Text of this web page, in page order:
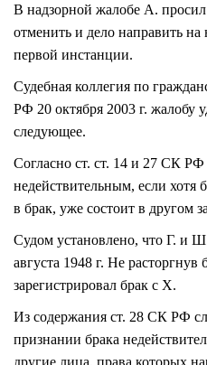
В надзорной жалобе А.
отменить и дело направить на
первой инстанции.
Судебная коллегия по
РФ 20 октября 2003 г. жалобу
следующее.
Согласно ст. ст. 14 и 27 СК РФ
недействительным, если
в брак, уже состоит в другом
Судом установлено, что Г. и
августа 1948 г. Не
зарегистрировал брак с Х.
Из содержания ст. 28 СК РФ
признании брака
другие лица, права которых